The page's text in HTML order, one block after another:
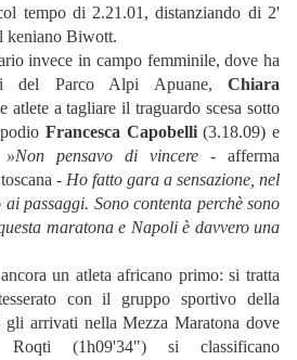
tempo di 2.21.01, distanziando di 2'
keniano Biwott.
invece in campo femminile, dove ha
del Parco Alpi Apuane, Chiara
atlete a tagliare il traguardo scesa sotto
Francesca Capobelli(3.18.09) e
»Non pensavo di vincere - afferma
- Ho fatto gara a sensazione, nel
passaggi. Sono contenta perchè sono
maratona e Napoli è davvero una
ancora un atleta africano primo: si tratta
con il gruppo sportivo della
arrivati nella Mezza Maratona dove
(1h09'34") si classificano